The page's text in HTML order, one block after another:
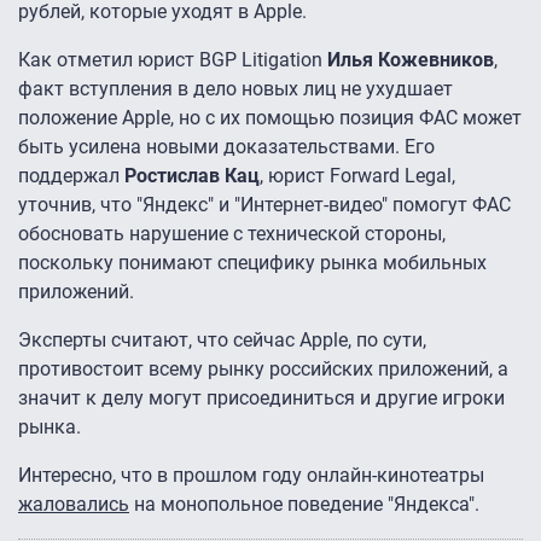
рублей, которые уходят в Apple.
Как отметил юрист BGP Litigation Илья Кожевников,
факт вступления в дело новых лиц не ухудшает
положение Apple, но с их помощью позиция ФАС может
быть усилена новыми доказательствами. Его
поддержал Ростислав Кац, юрист Forward Legal,
уточнив, что "Яндекс" и "Интернет-видео" помогут ФАС
обосновать нарушение с технической стороны,
поскольку понимают специфику рынка мобильных
приложений.
Эксперты считают, что сейчас Apple, по сути,
противостоит всему рынку российских приложений, а
значит к делу могут присоединиться и другие игроки
рынка.
Интересно, что в прошлом году онлайн-кинотеатры
жаловались на монопольное поведение "Яндекса".